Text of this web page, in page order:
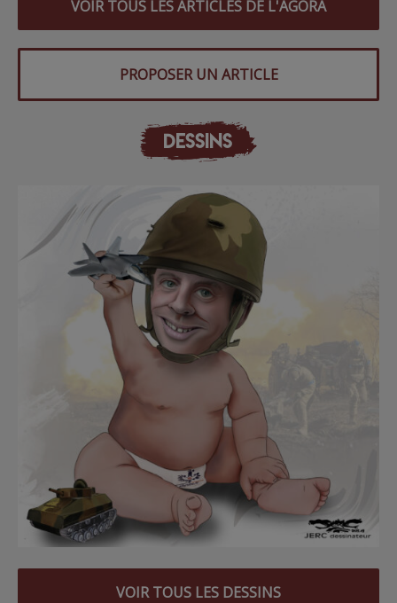
VOIR TOUS LES ARTICLES DE L'AGORA
PROPOSER UN ARTICLE
DESSINS
VOIR TOUS LES DESSINS